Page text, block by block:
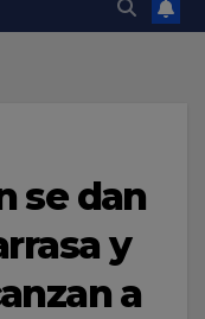
se dan
y
a